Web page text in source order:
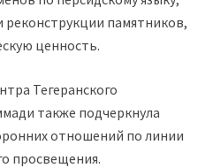
реконструкции памятников,
ценность.
Тегеранского
также подчеркнула
отношений по линии
просвещения.